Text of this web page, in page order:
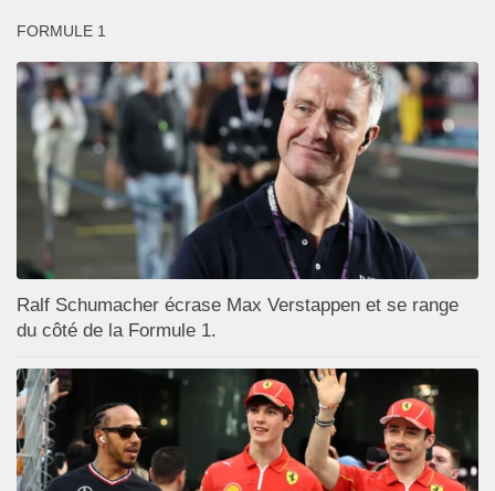
FORMULE 1
Ralf Schumacher écrase Max Verstappen et se range
du côté de la Formule 1.